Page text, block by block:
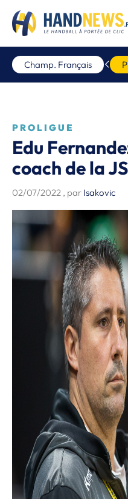
Champ. Français
PROLIGUE
Edu
coach de la
02/07/2022 , par Isakovic